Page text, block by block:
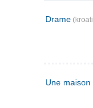
Drame
Une